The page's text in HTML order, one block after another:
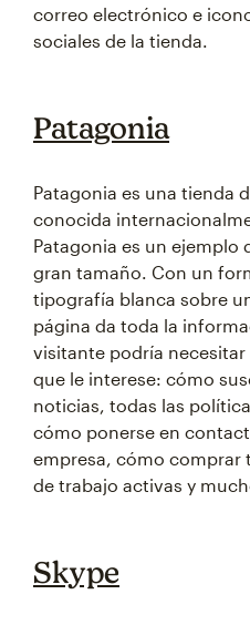
correo electrónico e
sociales de la tienda.
Patagonia
Patagonia es una tienda
conocida
Patagonia es un ejemplo
gran tamaño. Con un
tipografía blanca sobre
página da toda la
visitante podría necesitar
que le interese: cómo
noticias, todas las
cómo ponerse en
empresa, cómo comprar
de trabajo activas y
Skype